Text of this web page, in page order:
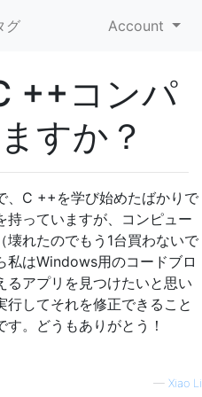
グ Account
++コンパ
すか？
、C ++を学び始めたばかりで
持っていますが、コンピュー
壊れたのでもう1台買わないで
私はWindows用のコードブロ
るアプリを見つけたいと思い
行してそれを修正できること
す。どうもありがとう！
— Xiao Li